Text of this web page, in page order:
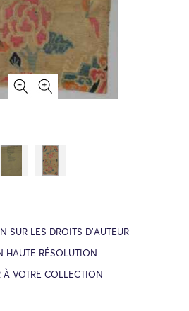
SUR LES DROITS D’AUTEUR
HAUTE RÉSOLUTION
À VOTRE COLLECTION